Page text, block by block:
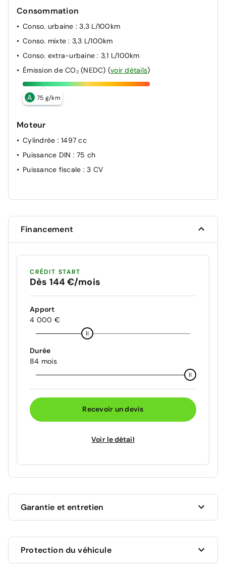
Consommation
Conso. urbaine : 3,3 L/100km
Conso. mixte: 3,3 L/100km
Conso. extra-urbaine: 3,1 L/100km
Émission de CO₂ (NEDC) (voir détails)
A 75 g/km
Moteur
Cylindrée : 1497 cc
Puissance DIN : 75 ch
Puissance fiscale : 3 CV
Financement
CRÉDIT START
Dès 144 €/mois
Apport
4 000 €
Durée
84 mois
Recevoir un devis
Voir le détail
Garantie et entretien
mois à compter de la date de livraison.
Protection du véhicule